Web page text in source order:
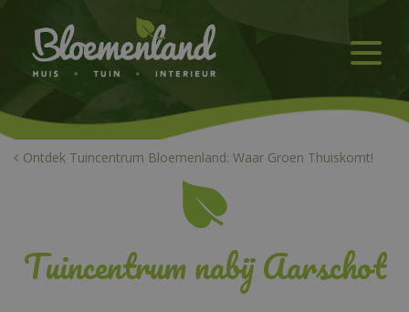
c
o
Ontdek Tuincentrum Bloemenland: Waar Groen Thuiskomt!
Tuincentrum nabij Aarschot